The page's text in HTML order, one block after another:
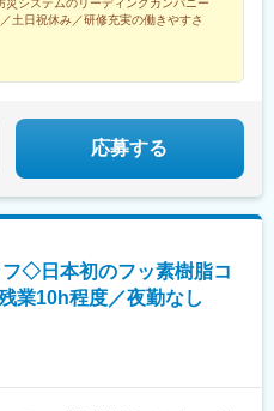
災システムのリーディングカンパニー
土日祝休み／研修充実の働きやすさ
応募する
フ◇日本初のフッ素樹脂コ
業10h程度／夜勤なし